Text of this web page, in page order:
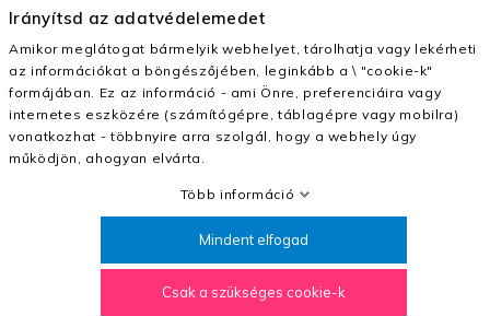
munkanapon belül a megrendelés e-mailben / sms-ben
történő megerősítésétől számítva
– Szállítás 1700 Ft (+400 Ft utánvéttel)
– Ingyenes szállítás 31600 Ft feletti megrendeléseknél
(+400 Ft utánvétte)
– A kapott termék cseréjéért 3780 Ft szállítási díjat
számolunk fel (oda -vissza út)
Pénzvisszatérítés:
elküldheti. Olyan utávéttel küldött csomagot, melyne
Irányítsd az adatvédelemedet
Amikor meglátogat bármelyik webhelyet, tárolhatja vagy lekérheti
az információkat a böngészőjében, leginkább a \ "cookie-k"
formájában. Ez az információ - ami Önre, preferenciáira vagy
internetes eszközére (számítógépre, táblagépre vagy mobilra)
vonatkozhat - többnyire arra szolgál, hogy a webhely úgy
működjön, ahogyan elvárta.
Több információ
Mindent elfogad
Csak a szükséges cookie-k